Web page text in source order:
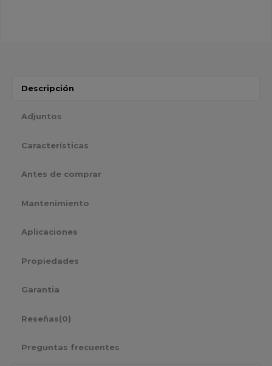
Descripción
Adjuntos
Características
Antes de comprar
Mantenimiento
Aplicaciones
Propiedades
Garantia
Reseñas(0)
Preguntas frecuentes